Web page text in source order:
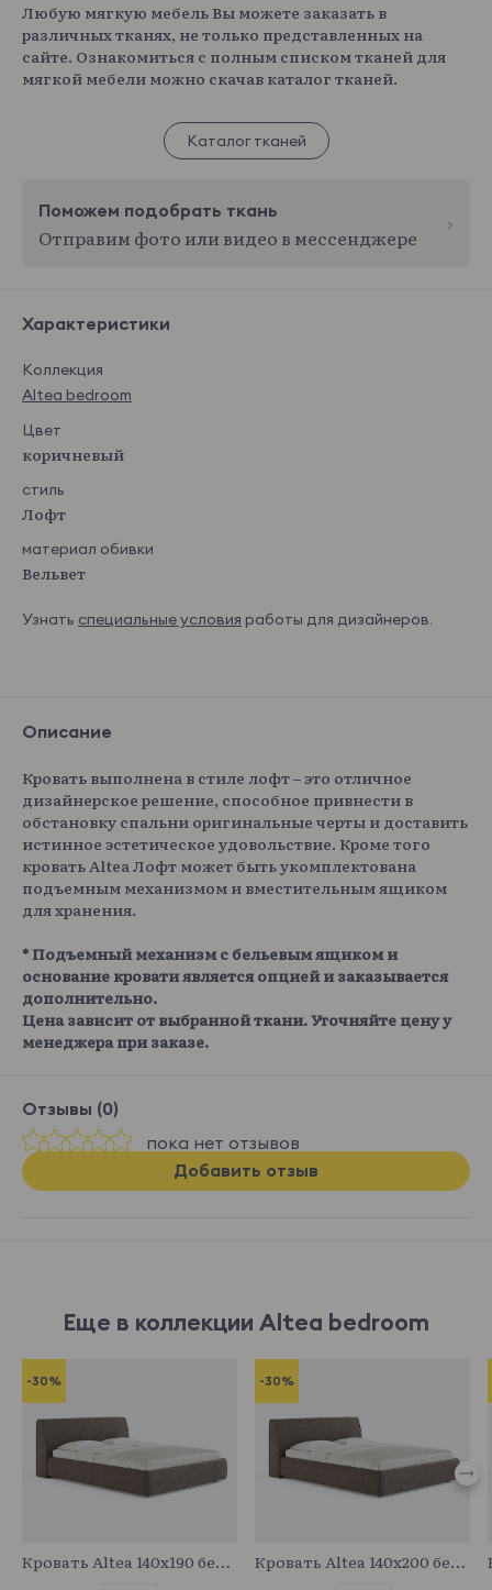
Любую мягкую мебель Вы можете заказать в
различных тканях, не только представленных на
сайте. Ознакомиться с полным списком тканей для
мягкой мебели можно скачав каталог тканей.
Каталог тканей
Поможем подобрать ткань
Отправим фото или видео в мессенджере
Характеристики
Коллекция
Altea bedroom
Цвет
коричневый
стиль
Лофт
материал обивки
Вельвет
Узнать специальные условия работы для дизайнеров.
Описание
Кровать выполнена в стиле лофт – это отличное
дизайнерское решение, способное привнести в
обстановку спальни оригинальные черты и доставить
истинное эстетическое удовольствие. Кроме того
кровать Altea Лофт может быть укомплектована
подъемным механизмом и вместительным ящиком
для хранения.
* Подъемный механизм с бельевым ящиком и
основание кровати является опцией и заказывается
дополнительно.
Цена зависит от выбранной ткани. Уточняйте цену у
менеджера при заказе.
Отзывы (0)
пока нет отзывов
Добавить отзыв
Еще в коллекции Altea bedroom
-30%
Кровать Altea 140x190 без основания и подъемного механизма
-30%
Кровать Altea 140x200 без основания и подъемного механизма